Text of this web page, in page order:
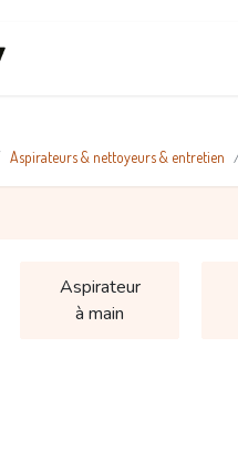
Aspirateurs & nettoyeurs & entretien
Aspirateur
à main